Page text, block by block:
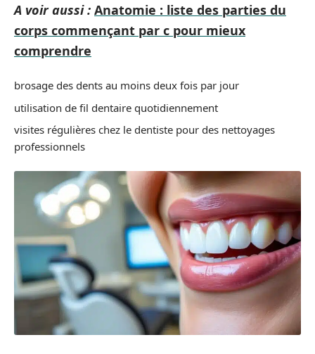
A voir aussi : Anatomie : liste des parties du
corps commençant par c pour mieux
comprendre
brosage des dents au moins deux fois par jour
utilisation de fil dentaire quotidiennement
visites régulières chez le dentiste pour des nettoyages
professionnels